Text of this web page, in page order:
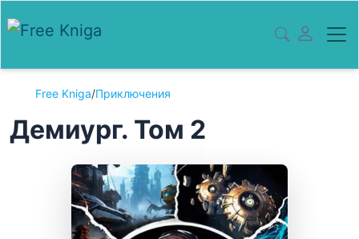
Free Kniga/Приключения
Демиург. Том 2